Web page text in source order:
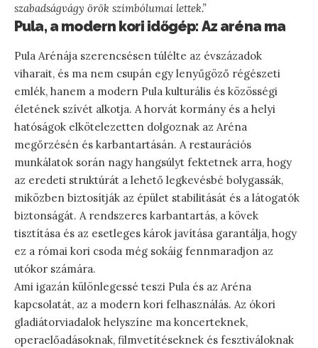
szabadságvágy örök szimbólumai lettek.”
Pula, a modern kori időgép: Az aréna ma
Pula Arénája szerencsésen túlélte az évszázadok
viharait, és ma nem csupán egy lenyűgöző régészeti
emlék, hanem a modern Pula kulturális és közösségi
életének szívét alkotja. A horvát kormány és a helyi
hatóságok elkötelezetten dolgoznak az Aréna
megőrzésén és karbantartásán. A restaurációs
munkálatok során nagy hangsúlyt fektetnek arra, hogy
az eredeti struktúrát a lehető legkevésbé bolygassák,
miközben biztosítják az épület stabilitását és a látogatók
biztonságát. A rendszeres karbantartás, a kövek
tisztítása és az esetleges károk javítása garantálja, hogy
ez a római kori csoda még sokáig fennmaradjon az
utókor számára.
Ami igazán különlegessé teszi Pula és az Aréna
kapcsolatát, az a modern kori felhasználás. Az ókori
gladiátorviadalok helyszíne ma koncerteknek,
operaelőadásoknak, filmvetítéseknek és fesztiváloknak